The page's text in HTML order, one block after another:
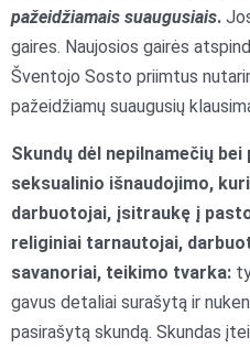
pažeidžiamais suaugusiais.
gaires. Naujosios gairės
Šventojo Sosto priimtus
pažeidžiamų suaugusių
Skundų dėl nepilnamečių
seksualinio išnaudojimo,
darbuotojai, įsitraukę į
religiniai tarnautojai,
savanoriai, teikimo tvarka:
gavus detaliai surašytą ir
pasirašytą skundą. Skundas